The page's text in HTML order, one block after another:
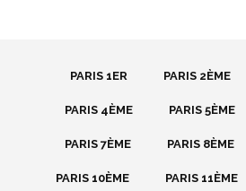
PARIS 1ER PARIS 2ÈME
PARIS 4ÈME PARIS 5ÈME
PARIS 7ÈME PARIS 8ÈME
PARIS 10ÈME PARIS 11ÈME